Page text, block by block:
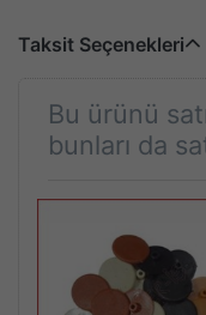
Taksit Seçenekleri
Bu ürünü
bunları da